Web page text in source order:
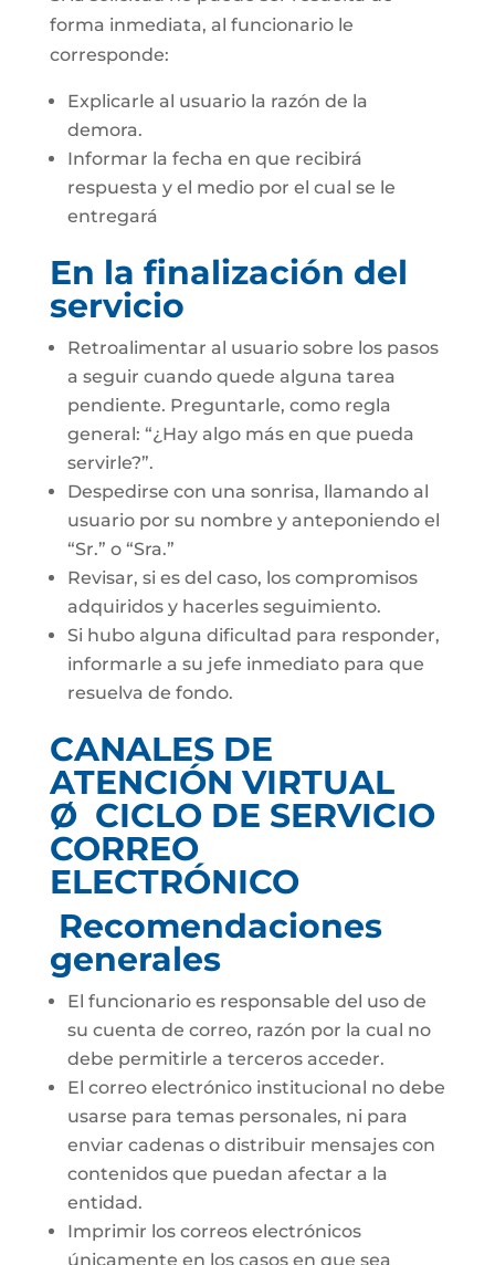
forma inmediata, al funcionario le
corresponde:
Explicarle al usuario la razón de la
demora.
Informar la fecha en que recibirá
respuesta y el medio por el cual se le
entregará
En la finalización del
servicio
Retroalimentar al usuario sobre los pasos
a seguir cuando quede alguna tarea
pendiente. Preguntarle, como regla
general: “¿Hay algo más en que pueda
servirle?”.
Despedirse con una sonrisa, llamando al
usuario por su nombre y anteponiendo el
“Sr.” o “Sra.”
Revisar, si es del caso, los compromisos
adquiridos y hacerles seguimiento.
Si hubo alguna dificultad para responder,
informarle a su jefe inmediato para que
resuelva de fondo.
CANALES DE
ATENCIÓN VIRTUAL
Ø CICLO DE SERVICIO
CORREO
ELECTRÓNICO
Recomendaciones
generales
El funcionario es responsable del uso de
su cuenta de correo, razón por la cual no
debe permitirle a terceros acceder.
El correo electrónico institucional no debe
usarse para temas personales, ni para
enviar cadenas o distribuir mensajes con
contenidos que puedan afectar a la
entidad.
Imprimir los correos electrónicos
únicamente en los casos en que sea